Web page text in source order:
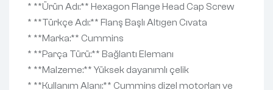
* **Ürün Adı:** Hexagon Flange Head Cap Screw
* **Türkçe Adı:** Flanş Başlı Altıgen Cıvata
* **Marka:** Cummins
* **Parça Türü:** Bağlantı Elemanı
* **Malzeme:** Yüksek dayanımlı çelik
* **Kullanım Alanı:** Cummins dizel motorları ve